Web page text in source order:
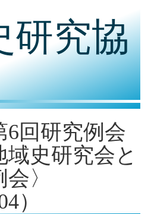
研究協
6回研究例会
域史研究会と
〉
）